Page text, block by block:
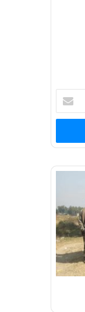
Enter
your
Email